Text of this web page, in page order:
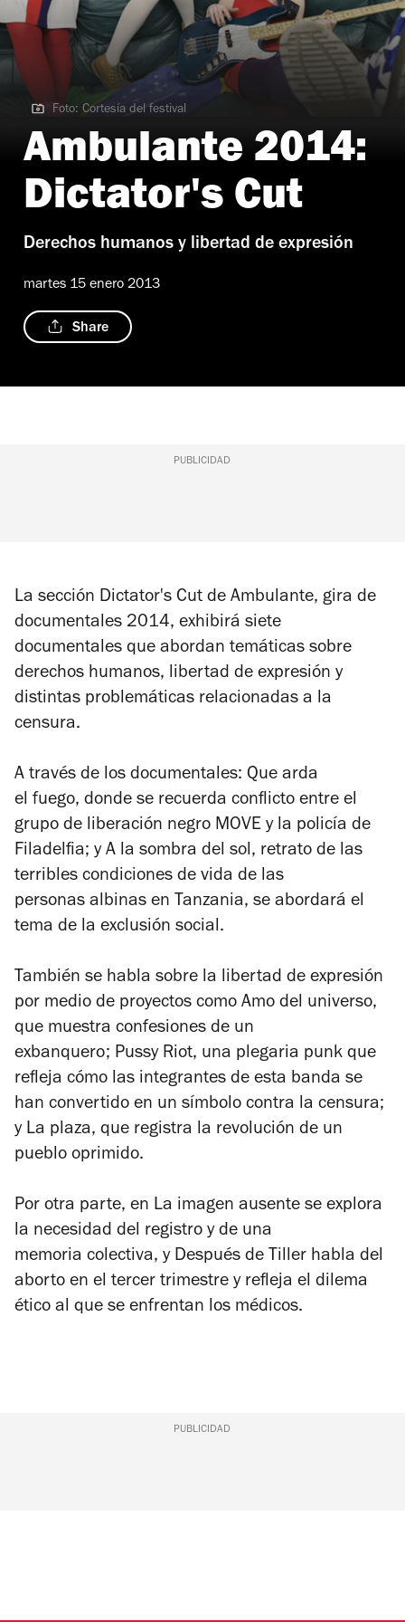
Foto: Cortesía del festival | Pussy Riot
Foto: Cortesía del festival
Ambulante 2014:
Dictator's Cut
Derechos humanos y libertad de expresión
martes 15 enero 2013
Share
PUBLICIDAD
La sección Dictator's Cut de Ambulante, gira de
documentales 2014, exhibirá siete
documentales que abordan temáticas sobre
derechos humanos, libertad de expresión y
distintas problemáticas relacionadas a la
censura.
A través de los documentales: Que arda
el fuego, donde se recuerda conflicto entre el
grupo de liberación negro MOVE y la policía de
Filadelfia; y A la sombra del sol, retrato de las
terribles condiciones de vida de las
personas albinas en Tanzania, se abordará el
tema de la exclusión social.
También se habla sobre la libertad de expresión
por medio de proyectos como Amo del universo,
que muestra confesiones de un
exbanquero; Pussy Riot, una plegaria punk que
refleja cómo las integrantes de esta banda se
han convertido en un símbolo contra la censura;
y La plaza, que registra la revolución de un
pueblo oprimido.
Por otra parte, en La imagen ausente se explora
la necesidad del registro y de una
memoria colectiva, y Después de Tiller habla del
aborto en el tercer trimestre y refleja el dilema
ético al que se enfrentan los médicos.
PUBLICIDAD